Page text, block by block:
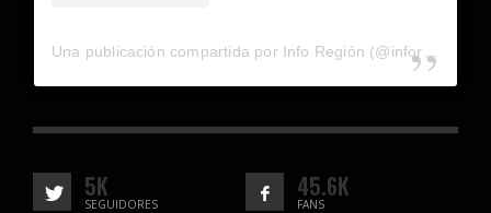
5K
SEGUIDORES
45.6K
FANS